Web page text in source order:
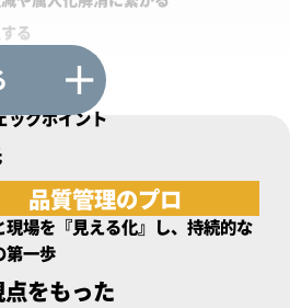
る
に
ックポイント
場を『見える化』し、持続的な
第一歩
品質管理のプロ
をもった